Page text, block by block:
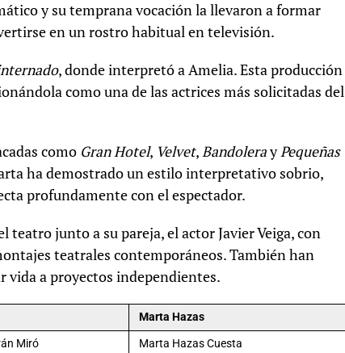
y su temprana vocación la llevaron a formar
en un rostro habitual en televisión.
, donde interpretó a Amelia. Esta producción
como una de las actrices más solicitadas del
como Gran Hotel, Velvet,BandolerayPequeñas
ha demostrado un estilo interpretativo sobrio,
profundamente con el espectador.
teatro junto a su pareja, el actor Javier Veiga, con
teatrales contemporáneos. También han
vida a proyectos independientes.
Marta Hazas
Miró
Marta Hazas Cuesta